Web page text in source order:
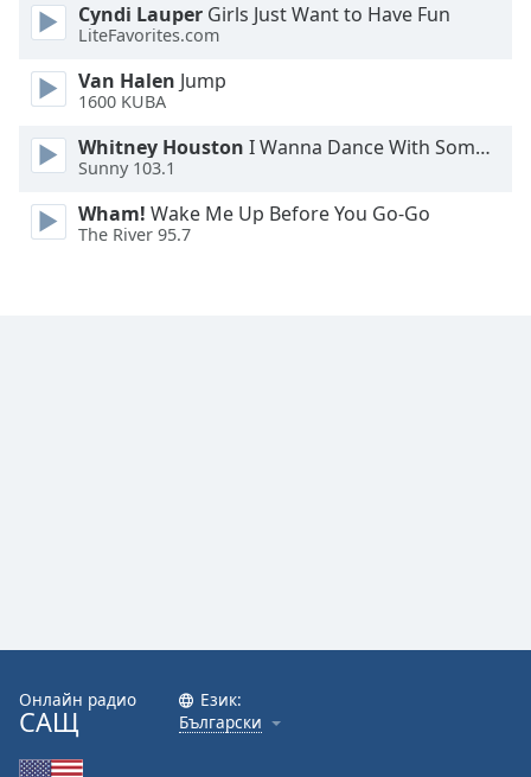
Font
Family
Reset
Done
Close
Dialog
Cyndi Lauper Girls Just Want to Have Fun
LiteFavorites.com
Van Halen Jump
1600 KUBA
Whitney Houston I Wanna Dance With Somebody
Sunny 103.1
Wham! Wake Me Up Before You Go-Go
The River 95.7
Онлайн радио
САЩ
Език:
Български